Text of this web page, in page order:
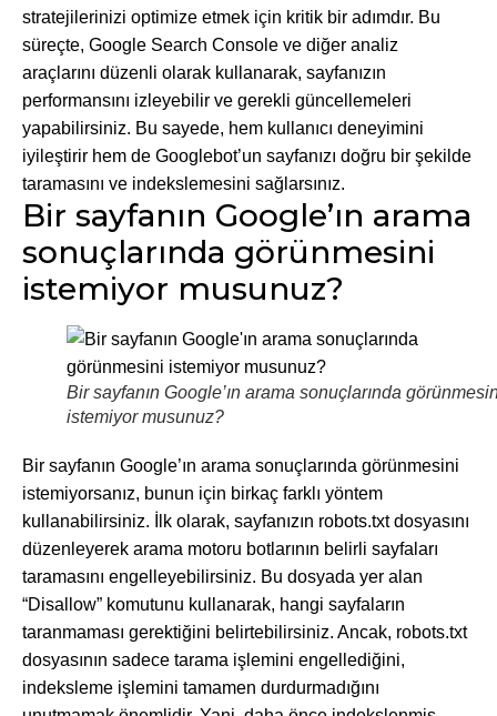
stratejilerinizi optimize etmek için kritik bir adımdır. Bu
süreçte, Google Search Console ve diğer analiz
araçlarını düzenli olarak kullanarak, sayfanızın
performansını izleyebilir ve gerekli güncellemeleri
yapabilirsiniz. Bu sayede, hem kullanıcı deneyimini
iyileştirir hem de Googlebot’un sayfanızı doğru bir şekilde
taramasını ve indekslemesini sağlarsınız.
Bir sayfanın Google’ın arama
sonuçlarında görünmesini
istemiyor musunuz?
Bir sayfanın Google’ın arama sonuçlarında
istemiyor musunuz?
Bir sayfanın Google’ın arama sonuçlarında görünmesini
istemiyorsanız, bunun için birkaç farklı yöntem
kullanabilirsiniz. İlk olarak, sayfanızın robots.txt dosyasını
düzenleyerek arama motoru botlarının belirli sayfaları
taramasını engelleyebilirsiniz. Bu dosyada yer alan
“Disallow” komutunu kullanarak, hangi sayfaların
taranmaması gerektiğini belirtebilirsiniz. Ancak, robots.txt
dosyasının sadece tarama işlemini engellediğini,
indeksleme işlemini tamamen durdurmadığını